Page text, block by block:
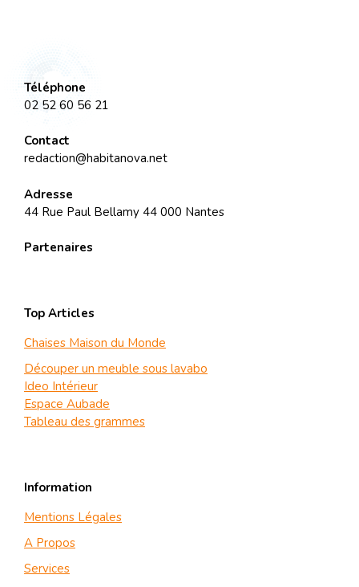
Téléphone
02 52 60 56 21
Contact
redaction@habitanova.net
Adresse
44 Rue Paul Bellamy 44 000 Nantes
Partenaires
Top Articles
Chaises Maison du Monde
Découper un meuble sous lavabo
Ideo Intérieur
Espace Aubade
Tableau des grammes
Information
Mentions Légales
A Propos
Services